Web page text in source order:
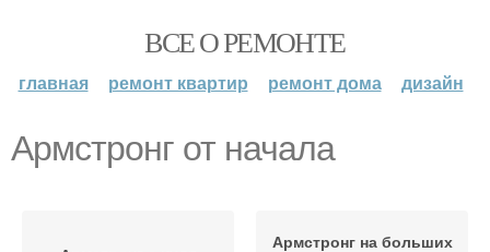
ВСЕ О РЕМОНТЕ
главная ремонт квартир ремонт дома дизайн
Армстронг от начала
Армстронг на больших